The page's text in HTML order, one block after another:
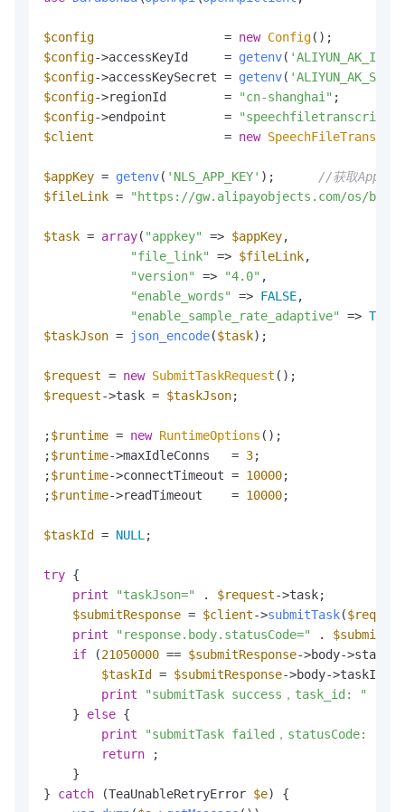
$config
                  =
new Config
$config->accessKeyId     = getenv( 'ALIYUN_AK_ID'
$config->accessKeySecret = getenv(
$config->regionId        = "cn-shanghai"
$config->endpoint        =
$client
                  =
new
$appKey = getenv( 'NLS_APP_KEY' );
//获取
$fileLink = "https://gw.alipayobjects.com/os/bmw-
$task = array( "appkey" => $appKey,
"file_link"
=> $fileLink,
"version"
=> "4.0" ,
"enable_words"
=> FALSE,
"enable_sample_rate_adaptive"
=> TRUE
$taskJson = json_encode($task);
$request = new SubmitTaskRequest
$request->task = $taskJson;
;$runtime = new RuntimeOptions ();
;$runtime->maxIdleConns   = 3;
;$runtime->connectTimeout = 10000;
;$runtime->readTimeout    = 10000;
$taskId = NULL ;
try {
print
"taskJson=" . $request->task;
$submitResponse = $client->submitTask($request
print
"response.body.statusCode=" .
if (21050000 == $submitResponse->body-
$taskId
= $submitResponse->body->taskId;
print
"submitTask success，task_id: "
    }
else {
print
"submitTask failed，statusCode: "
return ;
    }
} catch (TeaUnableRetryError $e) {